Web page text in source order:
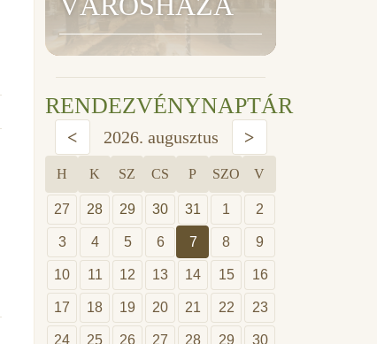
RENDEZVÉNYNAPTÁR
< 2026. augusztus >
H K SZ CS P SZO V
27 28 29 30 31 1 2
3 4 5 6 7 8 9
10 11 12 13 14 15 16
17 18 19 20 21 22 23
24 25 26 27 28 29 30